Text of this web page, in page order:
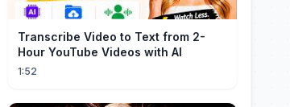
Transcribe Video to Text from 2-
Hour YouTube Videos with AI
1:52